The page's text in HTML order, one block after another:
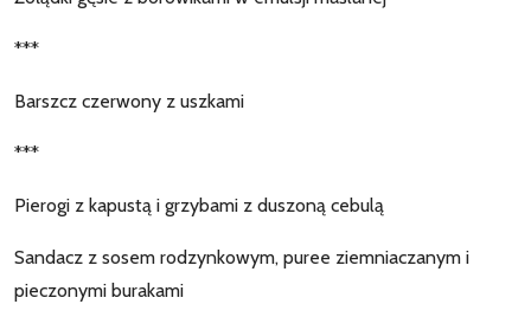
***
Barszcz czerwony z uszkami
***
Pierogi z kapustą i grzybami z duszoną cebulą
Sandacz z sosem rodzynkowym, puree ziemniaczanym i
pieczonymi burakami